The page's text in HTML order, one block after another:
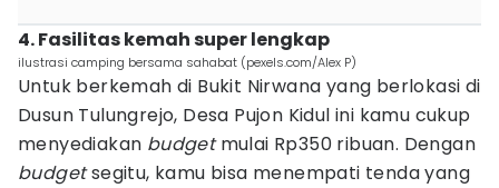
4. Fasilitas kemah super lengkap
ilustrasi camping bersama sahabat (pexels.com/Alex P)
Untuk berkemah di Bukit Nirwana yang berlokasi di
Dusun Tulungrejo, Desa Pujon Kidul ini kamu cukup
menyediakan budgetmulai Rp350 ribuan. Dengan
budgetsegitu, kamu bisa menempati tenda yang